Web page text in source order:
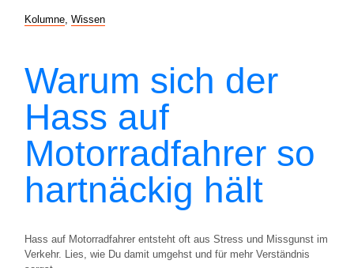
Kolumne Wissen
Warum sich der
Hass auf
Motorradfahrer so
hartnäckig hält
Hass auf Motorradfahrer entsteht oft aus Stress und Missgunst im
Verkehr. Lies, wie Du damit umgehst und für mehr Verständnis